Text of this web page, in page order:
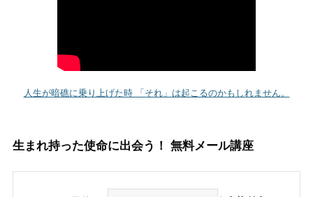
人生が暗礁に乗り上げた時 「それ」は起こるのかもしれません。
生まれ持った使命に出会う！ 無料メール講座